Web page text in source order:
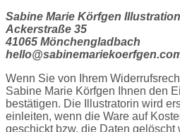
Sabine Marie Körfgen Illustration
Ackerstraße 35
41065 Mönchengladbach
Wenn Sie von Ihrem
Sabine Marie Körfgen Ihnen den
bestätigen. Die Illustratorin wird
einleiten, wenn die Ware auf
geschickt bzw. die Daten gelöscht